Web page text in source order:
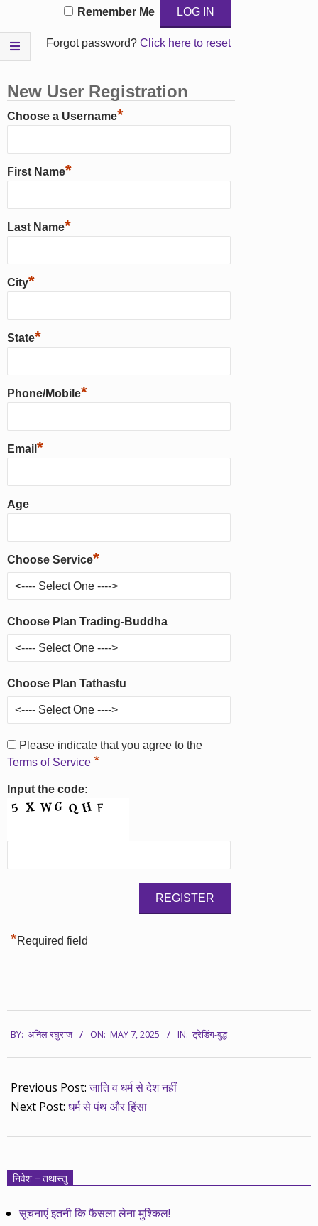
Remember Me
Forgot password? Click here to reset
New User Registration
Choose a Username*
First Name*
Last Name*
City*
State*
Phone/Mobile*
Email *
Age
Choose Service*
Choose Plan Trading-Buddha
Choose Plan Tathastu
Please indicate that you agree to the
Terms of Service *
Input the code:
*Required field
05-
07
BY: अनिल रघुराज ON: MAY 7, 2025 IN: ट्रेडिंग-बुद्ध
Previous Post:जाति व धर्म से देश नहीं
Next Post: धर्म से पंथ और हिंसा
निवेश – तथास्तु
सूचनाएं इतनी कि फैसला लेना मुश्किल!